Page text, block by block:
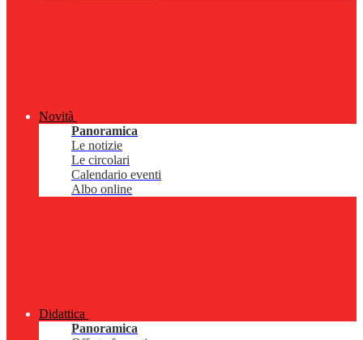
Novità
Panoramica
Le notizie
Le circolari
Calendario eventi
Albo online
Didattica
Panoramica